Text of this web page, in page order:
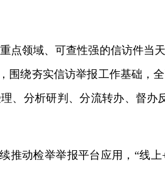
点领域、可查性强的信访件当
围绕夯实信访举报工作基础，
、分析研判、分流转办、督办
动检举举报平台应用，“线